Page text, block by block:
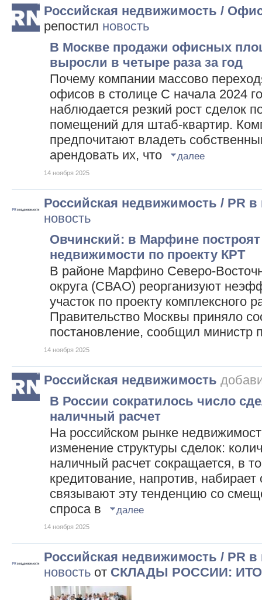
Российская недвижимость /
репостил новость
В Москве продажи офисных
выросли в четыре раза за год
Почему компании массово
офисов в столице С начала 2024
наблюдается резкий рост сделок
помещений для штаб-квартир.
предпочитают владеть
арендовать их, что
далее
14 ноября 2025
Российская недвижимость / PR
новость
Овчинский: в Марфине
недвижимости по проекту КРТ
В районе Марфино Северо-
округа (СВАО) реорганизуют
участок по проекту комплексного
Правительство Москвы приняло
постановление, сообщил министр
14 ноября 2025
Российская недвижимость
В России сократилось число
наличный расчет
На российском рынке
изменение структуры сделок:
наличный расчет сокращается, в
кредитование, напротив,
связывают эту тенденцию со
спроса в
далее
14 ноября 2025
Российская недвижимость / PR
новость от СКЛАДЫ РОССИИ: